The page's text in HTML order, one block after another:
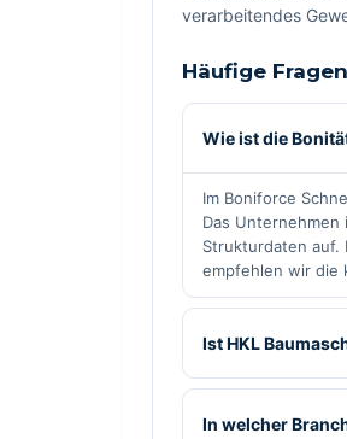
verarbeitendes
Häufige Fragen
Wie ist die
Im Boniforce
Das
Strukturdaten auf.
empfehlen wir die
Ist HKL
In welcher